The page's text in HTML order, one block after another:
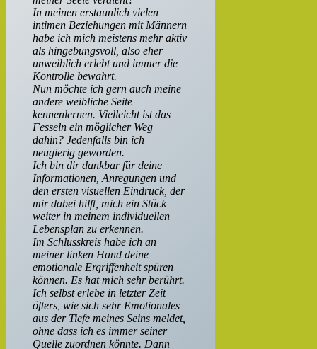
In meinen erstaunlich vielen
intimen Beziehungen mit Männern
habe ich mich meistens mehr aktiv
als hingebungsvoll, also eher
unweiblich erlebt und immer die
Kontrolle bewahrt.
Nun möchte ich gern auch meine
andere weibliche Seite
kennenlernen. Vielleicht ist das
Fesseln ein möglicher Weg
dahin? Jedenfalls bin ich
neugierig geworden.
Ich bin dir dankbar für deine
Informationen, Anregungen und
den ersten visuellen Eindruck, der
mir dabei hilft, mich ein Stück
weiter in meinem individuellen
Lebensplan zu erkennen.
Im Schlusskreis habe ich an
meiner linken Hand deine
emotionale Ergriffenheit spüren
können. Es hat mich sehr berührt.
Ich selbst erlebe in letzter Zeit
öfters, wie sich sehr Emotionales
aus der Tiefe meines Seins meldet,
ohne dass ich es immer seiner
Quelle zuordnen könnte. Dann